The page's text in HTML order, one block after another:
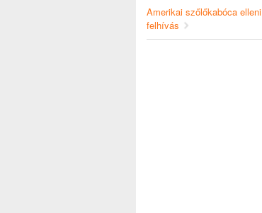
Amerikai szőlőkabóca elleni
felhívás